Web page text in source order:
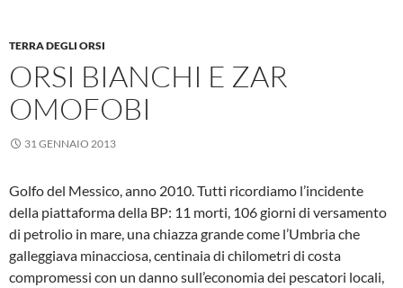
TERRA DEGLI ORSI
ORSI BIANCHI E ZAR
OMOFOBI
31 GENNAIO 2013
Golfo del Messico, anno 2010. Tutti ricordiamo l’incidente
della piattaforma della BP: 11 morti, 106 giorni di versamento
di petrolio in mare, una chiazza grande come l’Umbria che
galleggiava minacciosa, centinaia di chilometri di costa
compromessi con un danno sull’economia dei pescatori locali,